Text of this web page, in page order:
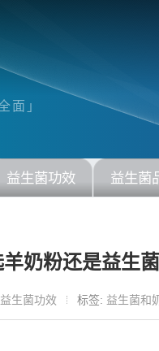
面」
益生菌功效 益生菌
奶粉还是益生
益生菌功效 标签: 益生菌和